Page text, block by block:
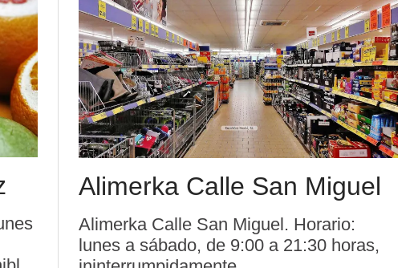
Alimerka Calle San Miguel
Alimerka Calle San Miguel. Horario:
lunes a sábado, de 9:00 a 21:30 horas,